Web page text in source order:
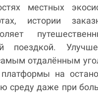
местных
истории
поездкой.
отдалённым
на
среду даже при